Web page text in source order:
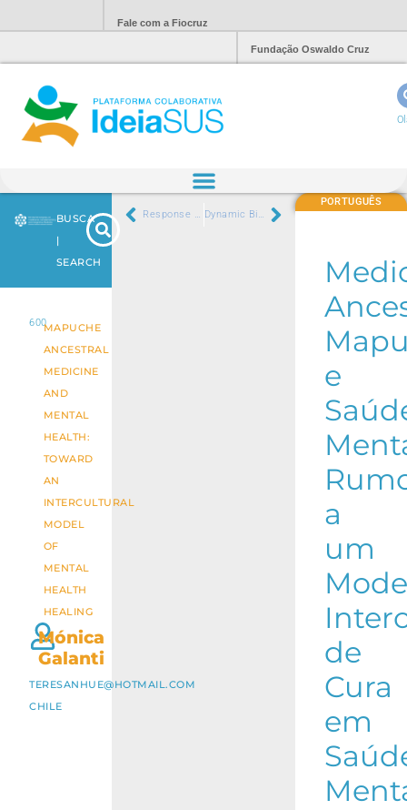
Fale com a Fiocruz
Fundação Oswaldo Cruz
BUSCA
|
SEARCH
600MAPUCHE
ANCESTRAL
MEDICINE
AND
MENTAL
HEALTH:
TOWARD
AN
INTERCULTURAL
MODEL
OF
MENTAL
HEALTH
HEALING
Mónica
Galanti
TERESANHUE@HOTMAIL.COM
CHILE
Response to Cancer Treatment in Patients Using the Okada-Style Integrated Health System in Argentina Dynamic Biosinging
PORTUGUÊS
e
a
um
de
Cura
em